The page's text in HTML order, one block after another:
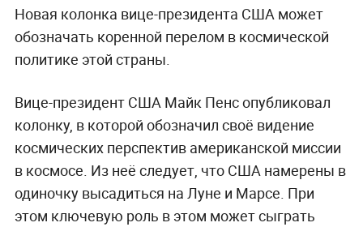
Новая колонка вице-президента США может
обозначать коренной перелом в космической
политике этой страны.
Вице-президент США Майк Пенс опубликовал
колонку, в которой обозначил своё видение
космических перспектив американской миссии
в космосе. Из неё следует, что США намерены в
одиночку высадиться на Луне и Марсе. При
этом ключевую роль в этом может сыграть